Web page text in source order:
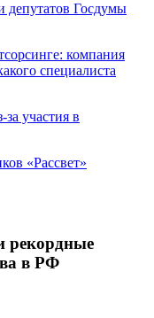
депутатов Госдумы
компания
специалиста
участия в
«Рассвет»
рекордные
в РФ